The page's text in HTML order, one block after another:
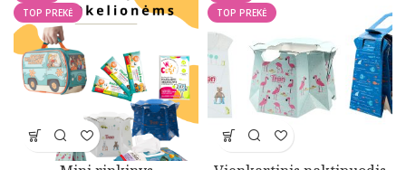
TOP PREKĖ
TOP PREKĖ